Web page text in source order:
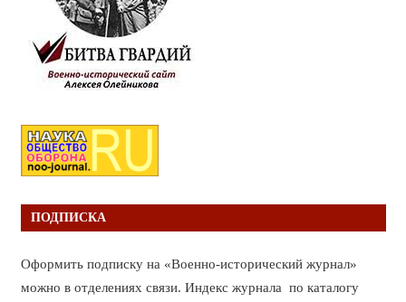
ПОДПИСКА
Оформить подписку на «Военно-исторический журнал»
можно в отделениях связи. Индекс журнала по каталогу